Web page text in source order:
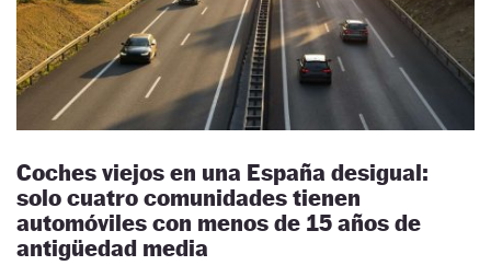
Coches viejos en una España desigual:
solo cuatro comunidades tienen
automóviles con menos de 15 años de
antigüedad media